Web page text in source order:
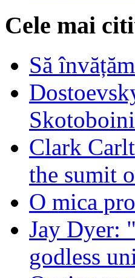
Cele mai
Să
Clark
the sumit
O mica
Jay Dyer:
godless